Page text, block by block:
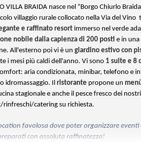
VILLA BRAIDA nasce nel “Borgo Chiurlo
villaggio rurale collocato nella Via del Vino
e raffinato resort immerso nel verde
nobile dalla capienza di 200 posti e in una
All'esterno poi vi è un giardino estivo con
i mesi più caldi dell'anno. Vi sono 1 suite e 8
aria condizionata, minibar, telefono e
idromassaggio. I ristorante propone un
stagionale e anche il pesce fresco dei
rinfreschi/catering su richiesta.
favolosa dove poter organizzare
con assoluta raffinatezza!